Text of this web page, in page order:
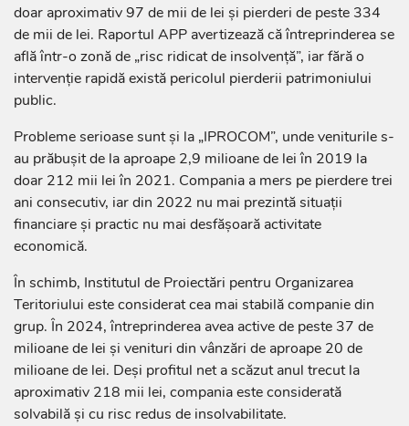
doar aproximativ 97 de mii de lei și pierderi de peste 334
de mii de lei. Raportul APP avertizează că întreprinderea se
află într-o zonă de „risc ridicat de insolvență”, iar fără o
intervenție rapidă există pericolul pierderii patrimoniului
public.
Probleme serioase sunt și la „IPROCOM”, unde veniturile s-
au prăbușit de la aproape 2,9 milioane de lei în 2019 la
doar 212 mii lei în 2021. Compania a mers pe pierdere trei
ani consecutiv, iar din 2022 nu mai prezintă situații
financiare și practic nu mai desfășoară activitate
economică.
În schimb, Institutul de Proiectări pentru Organizarea
Teritoriului este considerat cea mai stabilă companie din
grup. În 2024, întreprinderea avea active de peste 37 de
milioane de lei și venituri din vânzări de aproape 20 de
milioane de lei. Deși profitul net a scăzut anul trecut la
aproximativ 218 mii lei, compania este considerată
solvabilă și cu risc redus de insolvabilitate.